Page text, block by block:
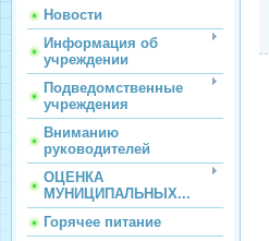
Новости
Информация об
учреждении
Подведомственные
учреждения
Вниманию
руководителей
ОЦЕНКА
МУНИЦИПАЛЬНЫХ...
Горячее питание